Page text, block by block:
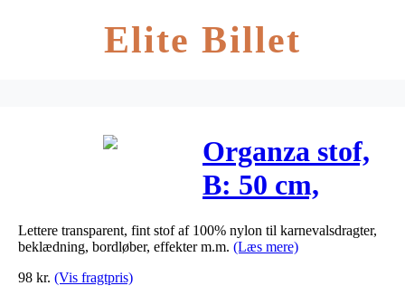
Elite Billet
Organza stof,
B: 50 cm,
hvid, 10m
Lettere transparent, fint stof af 100% nylon til karnevalsdragter,
beklædning, bordløber, effekter m.m. (Læs mere)
98 kr. (Vis fragtpris)